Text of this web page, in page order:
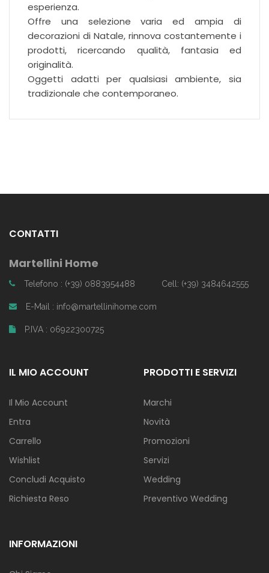
esperienza.
Offre una selezione varia ed ampia di
decorazioni di Natale, rinnova costantemente i
prodotti, ricercando qualità, fantasia ed
originalità.
Oggetti adatti per qualsiasi ambiente, sia
tradizionale che contemporaneo.
CONTATTI
Martellini Home
Telefono : (+39) 0883954488 Cell: (+39) 3484642555
E-Mail : info@martellinihome.com
P.IVA : 06922300725
IL MIO ACCOUNT
Il Mio Account
Entra
Carrello
Wishlist
Concludi Acquisto
Richiesta Reso
PRODOTTI E SERVIZI
Marchi
Novità
Promozioni
Servizi
Wedding
Preventivo Wedding
INFORMAZIONI